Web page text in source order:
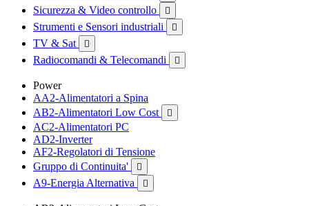
Sicurezza & Video controllo 
Strumenti e Sensori industriali 
TV & Sat 
Radiocomandi & Telecomandi 
Power
AA2-Alimentatori a Spina
AB2-Alimentatori Low Cost

AC2-Alimentatori PC
AD2-Inverter
AF2-Regolatori di Tensione
Gruppo di Continuita'

A9-Energia Alternativa 